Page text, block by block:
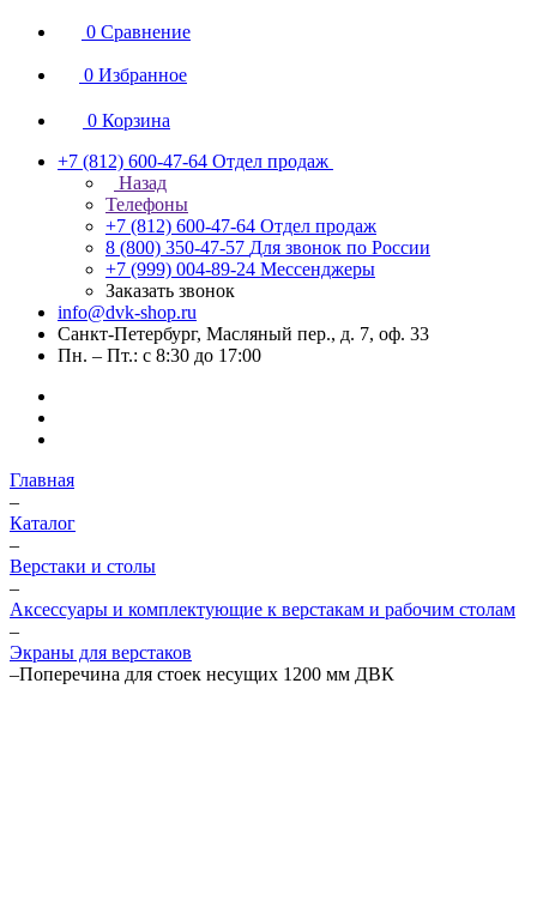
0 Сравнение
0 Избранное
0 Корзина
+7 (812) 600-47-64 Отдел продаж
Назад
Телефоны
+7 (812) 600-47-64 Отдел продаж
8 (800) 350-47-57 Для звонок по России
+7 (999) 004-89-24 Мессенджеры
Заказать звонок
info@dvk-shop.ru
Санкт-Петербург, Масляный пер., д. 7, оф. 33
Пн. – Пт.: с 8:30 до 17:00
Главная
–
Каталог
–
Верстаки и столы
–
Аксессуары и комплектующие к верстакам и рабочим столам
–
Экраны для верстаков
–Поперечина для стоек несущих 1200 мм ДВК